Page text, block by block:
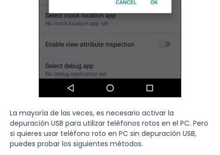
La mayoría de las veces, es necesario activar la
depuración USB para utilizar teléfonos rotos en el PC. Pero
si quieres usar teléfono roto en PC sin depuración USB,
puedes probar los siguientes métodos.